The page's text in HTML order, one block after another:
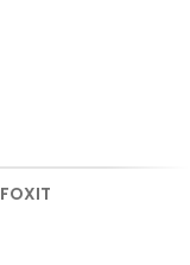
FOXIT